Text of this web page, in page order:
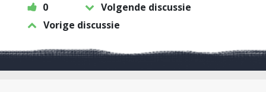
0
Volgende discussie
Vorige discussie